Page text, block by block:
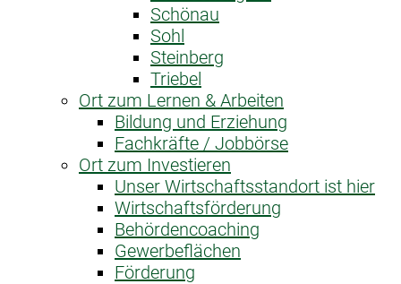
Schönau
Sohl
Steinberg
Triebel
Ort zum Lernen & Arbeiten
Bildung und Erziehung
Fachkräfte / Jobbörse
Ort zum Investieren
Unser Wirtschaftsstandort ist hier
Wirtschaftsförderung
Behördencoaching
Gewerbeflächen
Förderung